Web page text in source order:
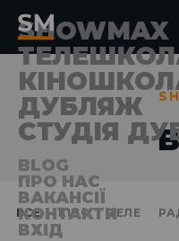
SHOWMAX
ДУБЛЯЖ
СТУДІЯ
BLOG
ПРО НАС
ВАКАНСІЇ
КОНТАКТИ
ВХІД
ВСЕ КIНО ТЕЛЕ